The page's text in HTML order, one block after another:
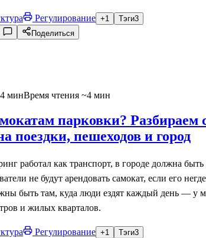
Регулирование +1 Тэги3
Поделиться
минВремя чтения ~4 мин
парковки? Разбираем
поездки, пешеходов и город
работал как транспорт, в городе должна быть
не будут арендовать самокат, если его
быть там, куда люди ездят каждый день — у
и жилых кварталов.
Регулирование +1 Тэги3